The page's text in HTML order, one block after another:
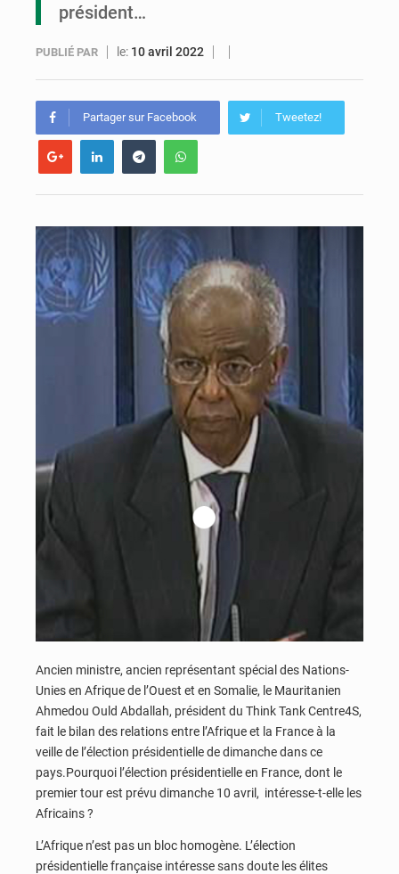
président…
PUBLIÉ PAR le: 10 avril 2022
Partager sur Facebook Tweetez!
Ancien ministre, ancien représentant spécial des Nations-
Unies en Afrique de l’Ouest et en Somalie, le Mauritanien
Ahmedou Ould Abdallah, président du Think Tank Centre4S,
fait le bilan des relations entre l’Afrique et la France à la
veille de l’élection présidentielle de dimanche dans ce
pays.Pourquoi l’élection présidentielle en France, dont le
premier tour est prévu dimanche 10 avril, intéresse-t-elle les
Africains ?
L’Afrique n’est pas un bloc homogène. L’élection
présidentielle française intéresse sans doute les élites